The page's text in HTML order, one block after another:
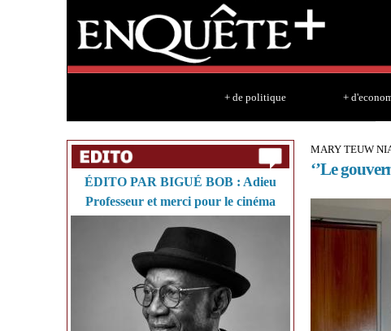
+ de politique +
ÉDITO PAR BIGUÉ BOB : Adieu
Professeur et merci pour le cinéma
MARY TEUW
‘’Le